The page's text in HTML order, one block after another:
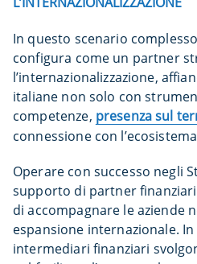
In questo scenario
configura come un partner
l’internazionalizzazione,
italiane non solo con
competenze, presenza sul
connessione con
Operare con successo negli
supporto di partner
di accompagnare le aziende
espansione internazionale.
intermediari finanziari